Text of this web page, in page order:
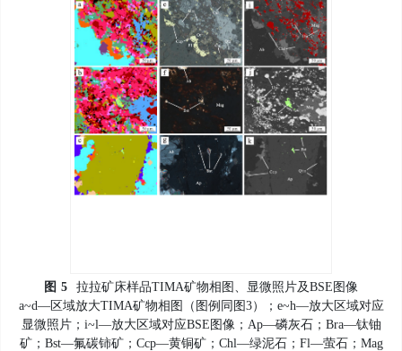
图 5
拉拉矿床样品TIMA矿物相图、显微照片及BSE图像
a~d—区域放大TIMA矿物相图（图例同图3）；e~h—放大区域对应
显微照片；i~l—放大区域对应BSE图像；Ap—磷灰石；Bra—钛铀
矿；Bst—氟碳铈矿；Ccp—黄铜矿；Chl—绿泥石；Fl—萤石；Mag